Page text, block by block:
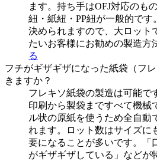
ます。持ち手はOFJ対応のも
紐・紙紐・PP紐が一般的で
決められますので、大ロット
たいお客様にお勧めの製造方
る
フチがギザギザになった紙袋（フ
きますか？
フレキソ紙袋の製造は可能で
印刷から製袋まですべて機械
ル状の原紙を使うため全自動
れます。ロット数はサイズに
要になることが多いです。「
がギザギザしている」などが